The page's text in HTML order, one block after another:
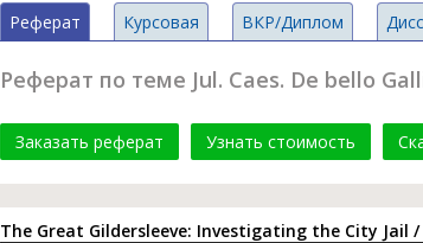
Реферат Курсовая ВКР/Диплом
Реферат по теме Jul. Caes. De bello
Заказать реферат Узнать стоимость
The Great Gildersleeve: Investigating the City Jail